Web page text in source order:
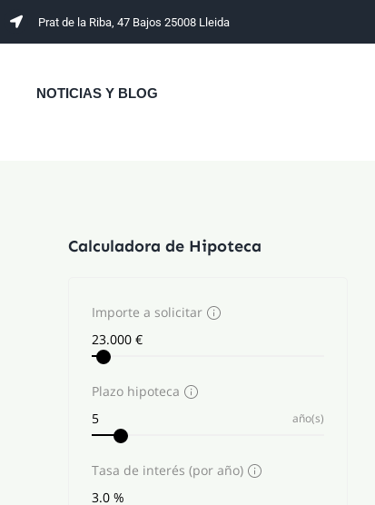
Prat de la Riba, 47 Bajos 25008 Lleida
NOTICIAS Y BLOG
Calculadora de Hipoteca
Importe a solicitar
Plazo hipoteca
año(s)
Tasa de interés (por año)